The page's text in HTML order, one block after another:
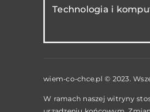
Technologia i
wiem-co-chce.pl © 2023.
W ramach naszej witryny